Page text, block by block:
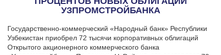
УЗПРОМСТРОЙБАНКА
Государственно-коммерческий «Народный банк» Республики
Узбекистан приобрел 72 тысячи корпоративных облигаций
Открытого акционерного коммерческого банка